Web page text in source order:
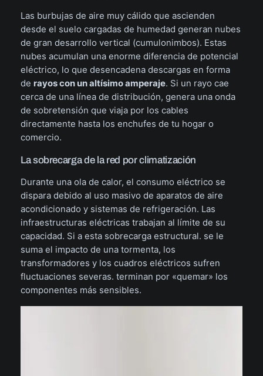
Las burbujas de aire muy cálido que ascienden
desde el suelo cargadas de humedad generan nubes
de gran desarrollo vertical (cumulonimbos). Estas
nubes acumulan una enorme diferencia de potencial
eléctrico, lo que desencadena descargas en forma
de rayos con un altísimo amperaje. Si un rayo cae
cerca de una línea de distribución, genera una onda
de sobretensión que viaja por los cables
directamente hasta los enchufes de tu hogar o
comercio.
La sobrecarga de la red por climatización
Durante una ola de calor, el consumo eléctrico se
dispara debido al uso masivo de aparatos de aire
acondicionado y sistemas de refrigeración. Las
infraestructuras eléctricas trabajan al límite de su
capacidad. Si a esta sobrecarga estructural. se le
suma el impacto de una tormenta, los
transformadores y los cuadros eléctricos sufren
fluctuaciones severas. terminan por «quemar» los
componentes más sensibles.